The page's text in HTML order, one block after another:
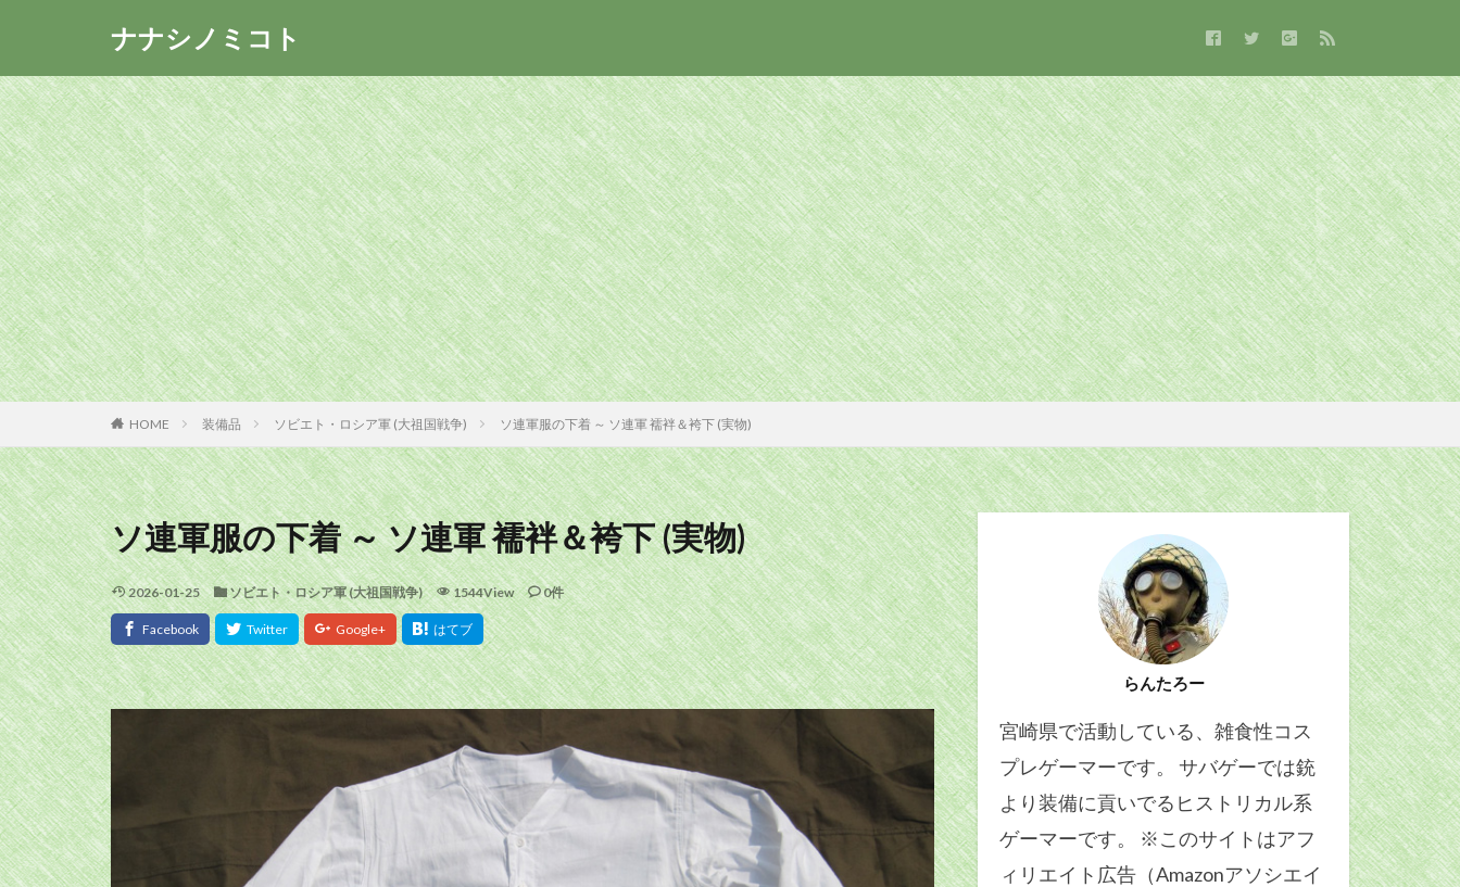
ナナシノミコト
HOME 装備品 ソビエト・ロシア軍 (大祖国戦争) ソ連軍服の下着 ～ ソ連軍 襦袢＆袴下 (実物)
ソ連軍服の下着 ～ ソ連軍 襦袢＆袴下 (実物)
2026-01-25 ソビエト・ロシア軍 (大祖国戦争) 1544View 0件
らんたろー
宮崎県で活動している、雑食性コス
プレゲーマーです。 サバゲーでは銃
より装備に貢いでるヒストリカル系
ゲーマーです。 ※このサイトはアフ
ィリエイト広告（Amazonアソシエイ